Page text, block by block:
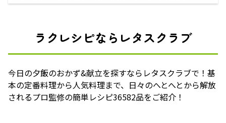
ラクレシピならレタスクラブ
今日の夕飯のおかず&献立を探すならレタスクラブで！基
本の定番料理から人気料理まで、日々のへとへとから解放
されるプロ監修の簡単レシピ36582品をご紹介！